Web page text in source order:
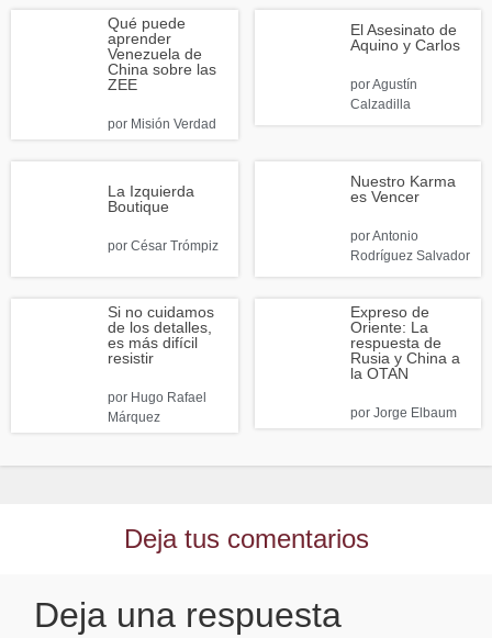
Qué puede
aprender
Venezuela de
China sobre las
ZEE
porMisión Verdad
El Asesinato de
Aquino y Carlos
porAgustín
Calzadilla
La Izquierda
Boutique
porCésar Trómpiz
Nuestro Karma
es Vencer
porAntonio
Rodríguez Salvador
Si no cuidamos
de los detalles,
es más difícil
resistir
porHugo Rafael
Márquez
Expreso de
Oriente: La
respuesta de
Rusia y China a
la OTAN
por Jorge Elbaum
Deja tus comentarios
Deja una respuesta